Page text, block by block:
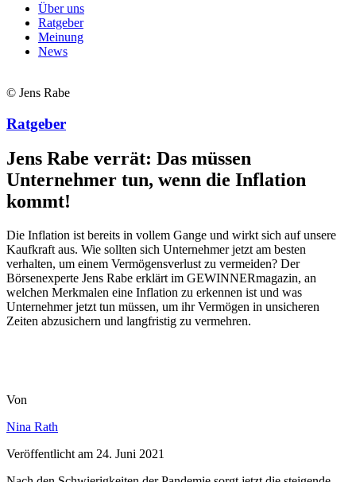
Über uns
Ratgeber
Meinung
News
© Jens Rabe
Ratgeber
Jens Rabe verrät: Das müssen
Unternehmer tun, wenn die Inflation
kommt!
Die Inflation ist bereits in vollem Gange und wirkt sich auf unsere
Kaufkraft aus. Wie sollten sich Unternehmer jetzt am besten
verhalten, um einem Vermögensverlust zu vermeiden? Der
Börsenexperte Jens Rabe erklärt im GEWINNERmagazin, an
welchen Merkmalen eine Inflation zu erkennen ist und was
Unternehmer jetzt tun müssen, um ihr Vermögen in unsicheren
Zeiten abzusichern und langfristig zu vermehren.
Von
Nina Rath
Veröffentlicht am 24. Juni 2021